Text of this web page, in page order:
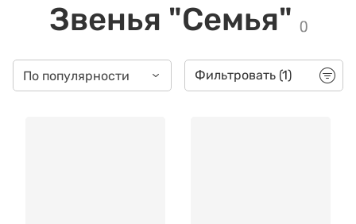
Звенья "Семья" ()
По популярности Фильтровать (1)